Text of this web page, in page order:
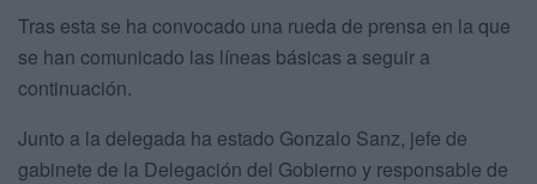
Tras esta se ha convocado una rueda de prensa en la que
se han comunicado las líneas básicas a seguir a
continuación.
Junto a la delegada ha estado Gonzalo Sanz, jefe de
gabinete de la Delegación del Gobierno y responsable de